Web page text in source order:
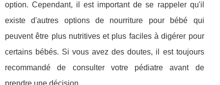
option. Cependant, il est important de se rappeler qu'il
existe d'autres options de nourriture pour bébé qui
peuvent être plus nutritives et plus faciles à digérer pour
certains bébés. Si vous avez des doutes, il est toujours
recommandé de consulter votre pédiatre avant de